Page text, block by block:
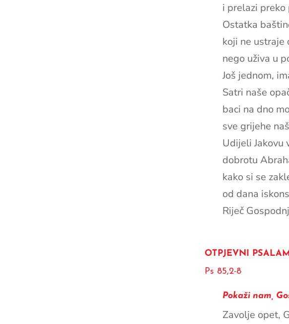
i prelazi preko
Ostatka
koji ne ustraje
nego uživa u
Još jednom,
Satri naše
baci na dno
sve grijehe
Udijeli Jakovu
dobrotu
kako si se
od dana
Riječ
OTPJEVNI
Ps 85,2-8
Pokaži nam,
Zavolje opet,